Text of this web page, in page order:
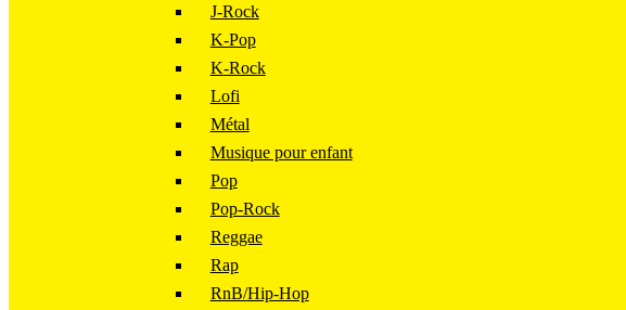
J-Rock
K-Pop
K-Rock
Lofi
Métal
Musique pour enfant
Pop
Pop-Rock
Reggae
Rap
RnB/Hip-Hop